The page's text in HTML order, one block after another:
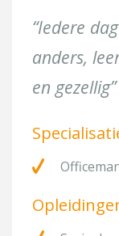
Met welke
Onderwerp
“Iedere
anders,
en gezellig”